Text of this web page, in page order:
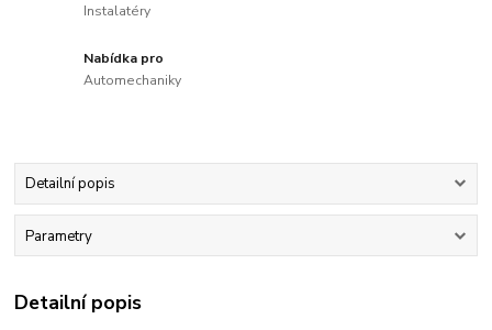
Instalatéry
Nabídka pro
Automechaniky
Detailní popis
Parametry
Detailní popis